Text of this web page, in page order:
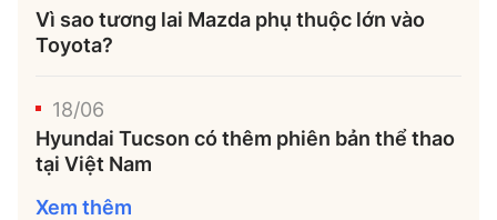
Vì sao tương lai Mazda phụ thuộc lớn vào
Toyota?
18/06
Hyundai Tucson có thêm phiên bản thể thao
tại Việt Nam
Xem thêm